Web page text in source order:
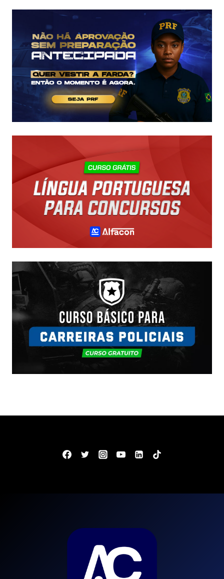
SALÁRIOS
A
R$
43
MIL!